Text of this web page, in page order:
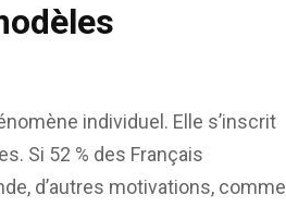
individuel. Elle s’inscrit
Si 52 % des Français
d’autres motivations, comme